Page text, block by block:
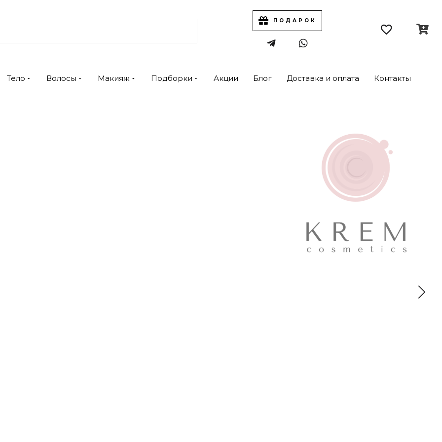
ПОДАРОК
Тело Волосы Макияж Подборки Акции Блог Доставка и оплата Контакты